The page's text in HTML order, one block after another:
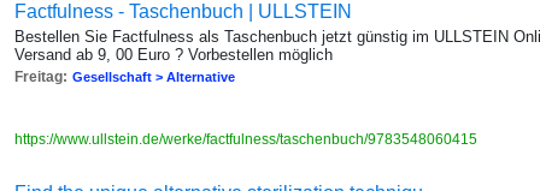
Factfulness - Taschenbuch | ULLSTEIN
Bestellen Sie Factfulness als Taschenbuch jetzt günstig im ULLSTEIN
Versand ab 9, 00 Euro ? Vorbestellen möglich
Freitag: Gesellschaft > Alternative
https://www.ullstein.de/werke/factfulness/taschenbuch/9783548060415